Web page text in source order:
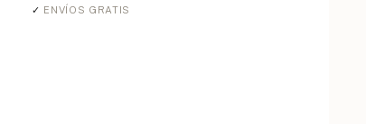
✓ ENVÍOS GRATIS